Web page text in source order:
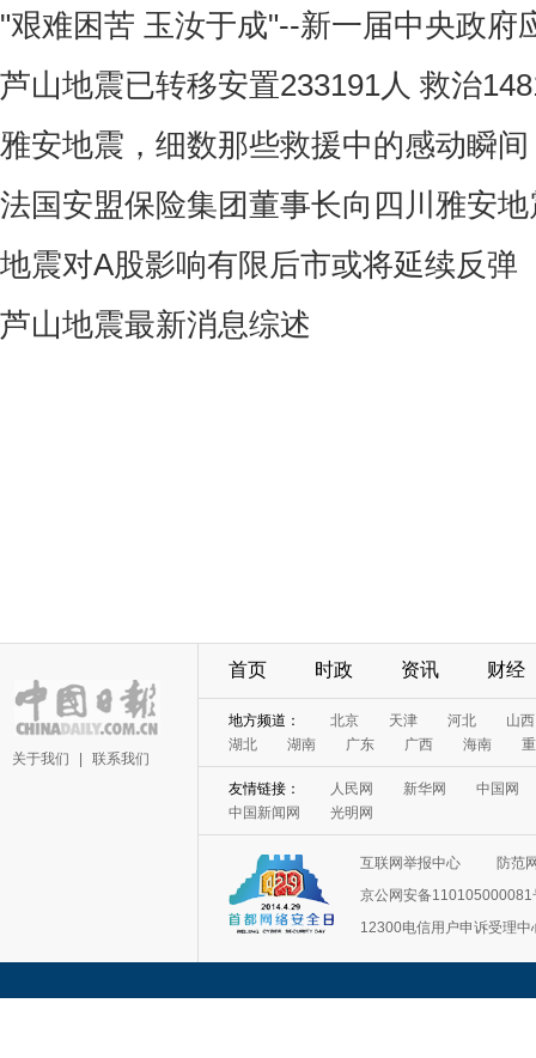
"艰难困苦 玉汝于成"--新一届中央政府
芦山地震已转移安置233191人 救治
雅安地震，细数那些救援中的感动瞬间
法国安盟保险集团董事长向四川雅安
地震对A股影响有限后市或将延续反弹
芦山地震最新消息综述
关于我们 联系我们
首页 时政 资讯 财经
地方频道： 北京 天津 河北
山西
湖北
湖南 广东 广西 海南
友情链接： 人民网 新华网
中国网
中国新闻网
光明网
互联网举报中心
防范
京公网安备110105000081
12300电信用户申诉受理中